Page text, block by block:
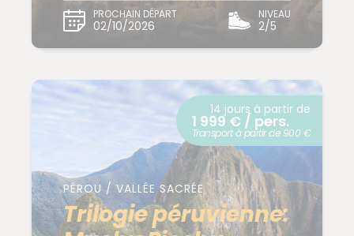
PROCHAIN DÉPART
02/10/2026
NIVEAU
2/5
PÉROU / VALLÉE SACRÉE
Trilogie péruvienne:
14 jours à partir de
1 999 € / pers.
Transport à partir de 900 €